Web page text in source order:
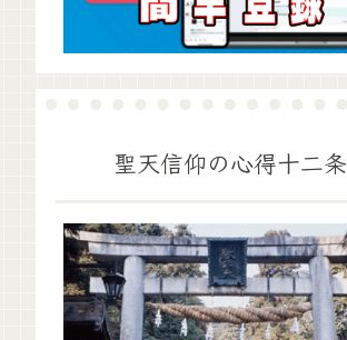
聖天信仰の心得十二条